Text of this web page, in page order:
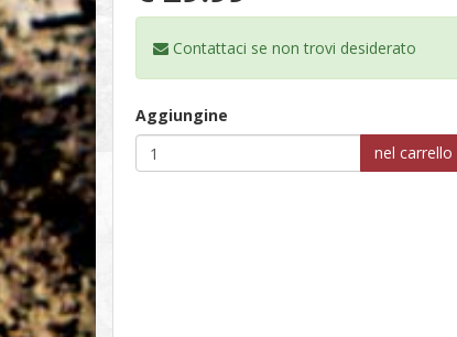
Contattaci se non trovi desiderato
Aggiungine
nel carrello